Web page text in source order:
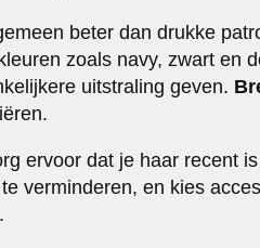
beter dan drukke
zoals navy, zwart en
uitstraling geven.
ervoor dat je haar recent
verminderen, en kies